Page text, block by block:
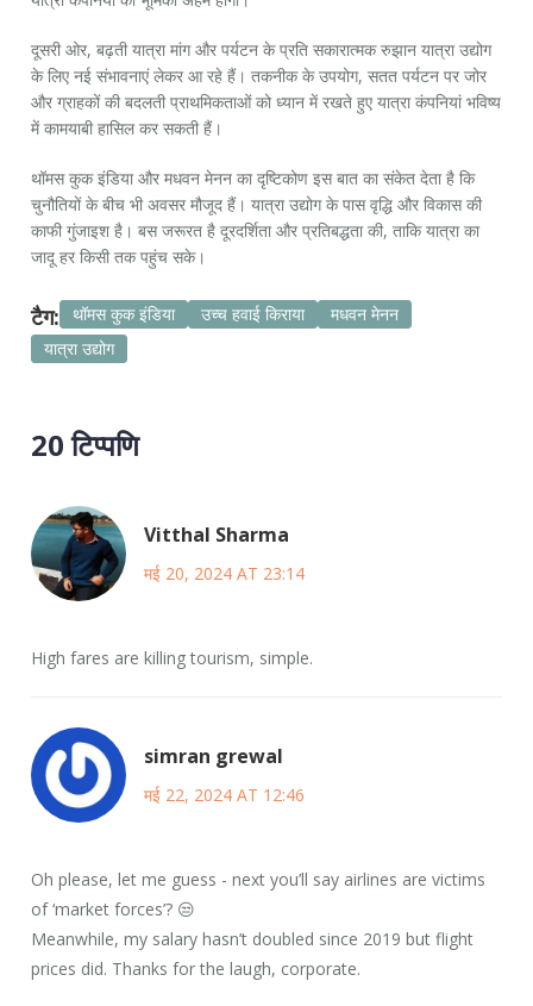
दूसरी ओर, बढ़ती यात्रा मांग और पर्यटन के प्रति सकारात्मक रुझान यात्रा उद्योग
के लिए नई संभावनाएं लेकर आ रहे हैं। तकनीक के उपयोग, सतत पर्यटन पर जोर
और ग्राहकों की बदलती प्राथमिकताओं को ध्यान में रखते हुए यात्रा कंपनियां भविष्य
में कामयाबी हासिल कर सकती हैं।
थॉमस कुक इंडिया और मधवन मेनन का दृष्टिकोण इस बात का संकेत देता है कि
चुनौतियों के बीच भी अवसर मौजूद हैं। यात्रा उद्योग के पास वृद्धि और विकास की
काफी गुंजाइश है। बस जरूरत है दूरदर्शिता और प्रतिबद्धता की, ताकि यात्रा का
जादू हर किसी तक पहुंच सके।
टैग: थॉमस कुक इंडिया उच्च हवाई किराया
मधवन मेनन
यात्रा उद्योग
20 टिप्पणि
Vitthal Sharma
मई 20, 2024 AT 23:14
High fares are killing tourism, simple.
simran grewal
मई 22, 2024 AT 12:46
Oh please, let me guess - next you’ll say airlines are victims
of ‘market forces’? 😒
Meanwhile, my salary hasn’t doubled since 2019 but flight
prices did. Thanks for the laugh, corporate.